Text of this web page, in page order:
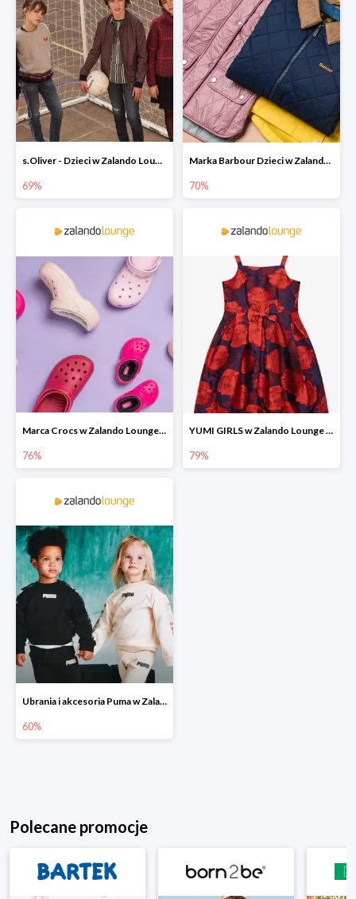
s.Oliver - Dzieci w Zalando Lounge do -77%
69%
Marka Barbour Dzieci w Zalando Lounge do -70%
70%
Marca Crocs w Zalando Lounge do -76%
76%
YUMI GIRLS w Zalando Lounge do -79%
79%
Ubrania i akcesoria Puma w Zalando Lounge do -60%
60%
Polecane promocje